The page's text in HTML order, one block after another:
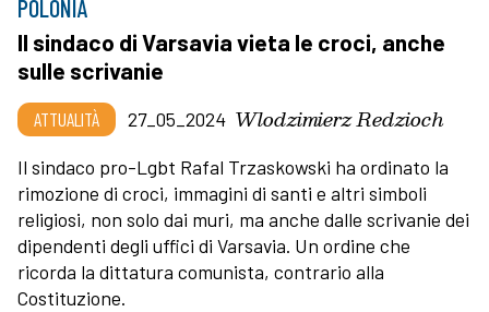
POLONIA
Il sindaco di Varsavia vieta le croci, anche
sulle scrivanie
ATTUALITÀ 27_05_2024 Wlodzimierz Redzioch
Il sindaco pro-Lgbt Rafal Trzaskowski ha ordinato la
rimozione di croci, immagini di santi e altri simboli
religiosi, non solo dai muri, ma anche dalle scrivanie dei
dipendenti degli uffici di Varsavia. Un ordine che
ricorda la dittatura comunista, contrario alla
Costituzione.